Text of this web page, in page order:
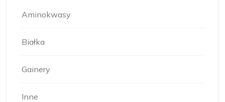
Aminokwasy
Białka
Gainery
Inne